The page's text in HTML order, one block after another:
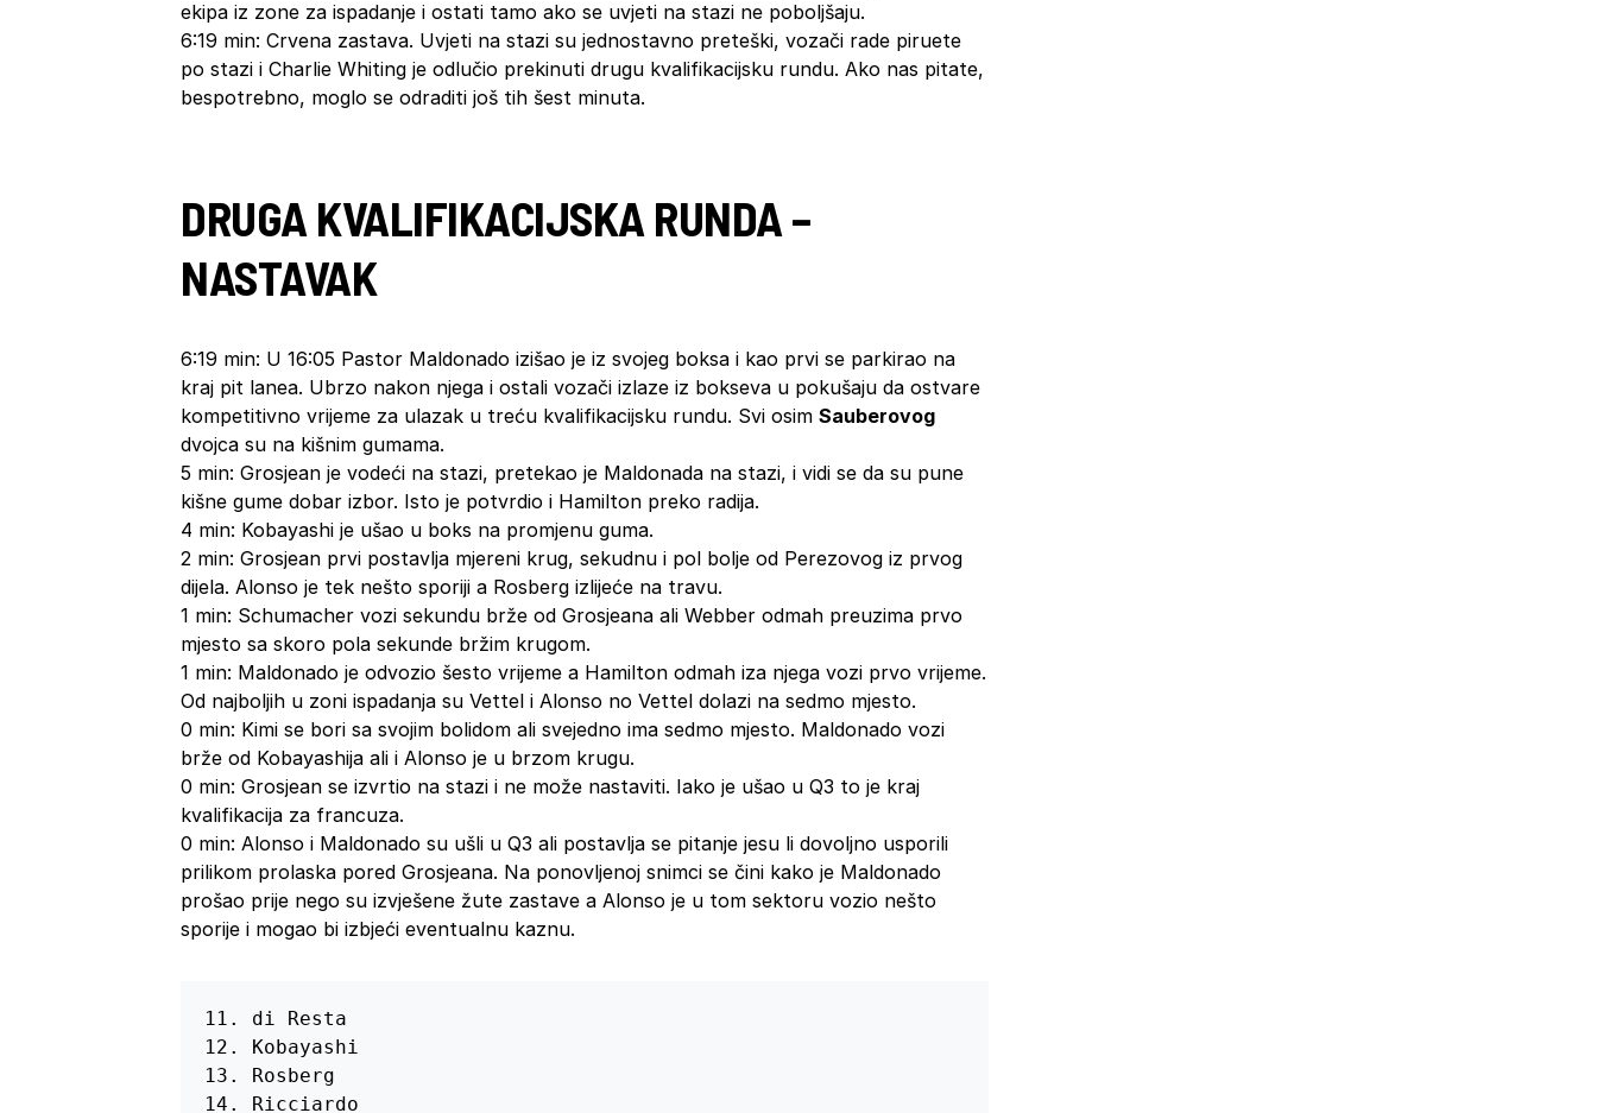
ekipa iz zone za ispadanje i ostati tamo ako se uvjeti na stazi ne poboljšaju.
6:19 min: Crvena zastava. Uvjeti na stazi su jednostavno preteški, vozači rade piruete
po stazi i Charlie Whiting je odlučio prekinuti drugu kvalifikacijsku rundu. Ako nas pitate,
bespotrebno, moglo se odraditi još tih šest minuta.
DRUGA KVALIFIKACIJSKA RUNDA –
NASTAVAK
6:19 min: U 16:05 Pastor Maldonado izišao je iz svojeg boksa i kao prvi se parkirao na
kraj pit lanea. Ubrzo nakon njega i ostali vozači izlaze iz bokseva u pokušaju da ostvare
kompetitivno vrijeme za ulazak u treću kvalifikacijsku rundu. Svi osim Sauberovog
dvojca su na kišnim gumama.
5 min: Grosjean je vodeći na stazi, pretekao je Maldonada na stazi, i vidi se da su pune
kišne gume dobar izbor. Isto je potvrdio i Hamilton preko radija.
4 min: Kobayashi je ušao u boks na promjenu guma.
2 min: Grosjean prvi postavlja mjereni krug, sekudnu i pol bolje od Perezovog iz prvog
dijela. Alonso je tek nešto sporiji a Rosberg izlijeće na travu.
1 min: Schumacher vozi sekundu brže od Grosjeana ali Webber odmah preuzima prvo
mjesto sa skoro pola sekunde bržim krugom.
1 min: Maldonado je odvozio šesto vrijeme a Hamilton odmah iza njega vozi prvo vrijeme.
Od najboljih u zoni ispadanja su Vettel i Alonso no Vettel dolazi na sedmo mjesto.
0 min: Kimi se bori sa svojim bolidom ali svejedno ima sedmo mjesto. Maldonado vozi
brže od Kobayashija ali i Alonso je u brzom krugu.
0 min: Grosjean se izvrtio na stazi i ne može nastaviti. Iako je ušao u Q3 to je kraj
kvalifikacija za francuza.
0 min: Alonso i Maldonado su ušli u Q3 ali postavlja se pitanje jesu li dovoljno usporili
prilikom prolaska pored Grosjeana. Na ponovljenoj snimci se čini kako je Maldonado
prošao prije nego su izvješene žute zastave a Alonso je u tom sektoru vozio nešto
sporije i mogao bi izbjeći eventualnu kaznu.
11. di Resta
12. Kobayashi
13. Rosberg
14. Ricciardo